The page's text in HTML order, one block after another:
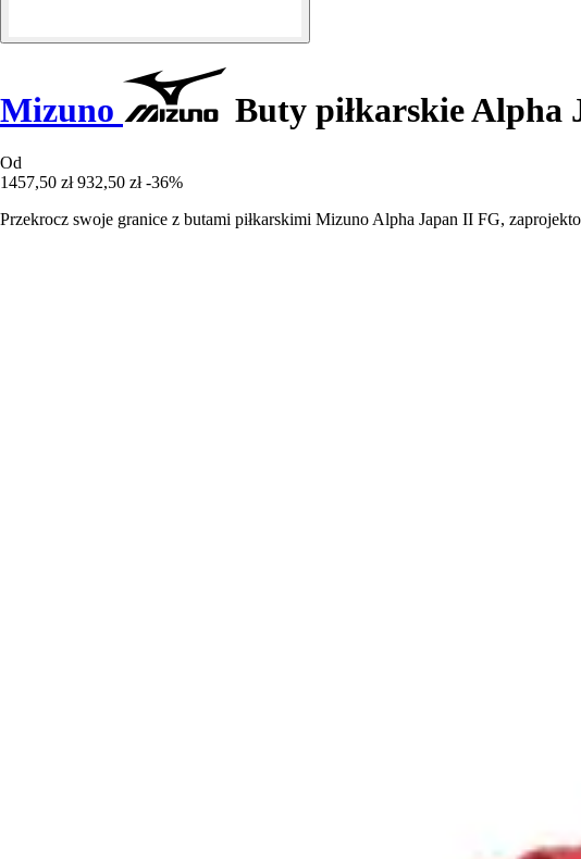
Mizuno Buty piłkarskie Alpha
Od
1457,50 zł 932,50 zł -36%
Przekrocz swoje granice z butami piłkarskimi Mizuno Alpha Japan II FG,